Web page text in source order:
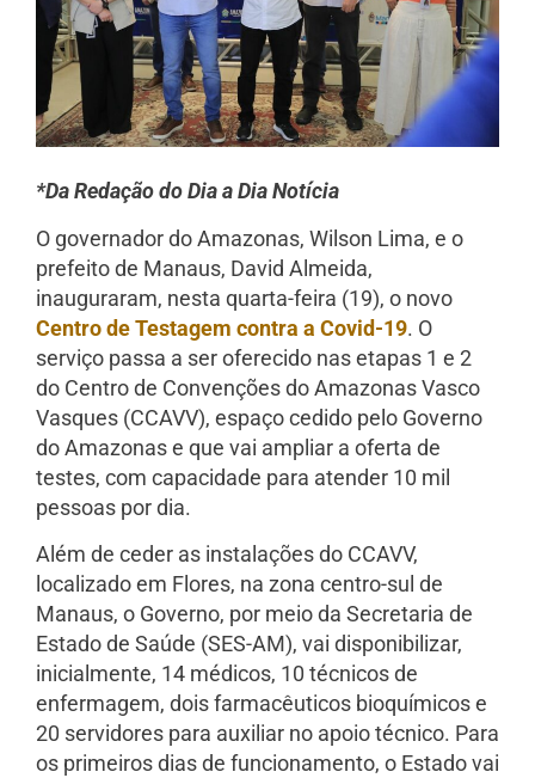
*Da Redação do Dia a Dia Notícia
O governador do Amazonas, Wilson Lima, e o
prefeito de Manaus, David Almeida,
inauguraram, nesta quarta-feira (19), o novo
Centro de Testagem contra a Covid-19. O
serviço passa a ser oferecido nas etapas 1 e 2
do Centro de Convenções do Amazonas Vasco
Vasques (CCAVV), espaço cedido pelo Governo
do Amazonas e que vai ampliar a oferta de
testes, com capacidade para atender 10 mil
pessoas por dia.
Além de ceder as instalações do CCAVV,
localizado em Flores, na zona centro-sul de
Manaus, o Governo, por meio da Secretaria de
Estado de Saúde (SES-AM), vai disponibilizar,
inicialmente, 14 médicos, 10 técnicos de
enfermagem, dois farmacêuticos bioquímicos e
20 servidores para auxiliar no apoio técnico. Para
os primeiros dias de funcionamento, o Estado vai